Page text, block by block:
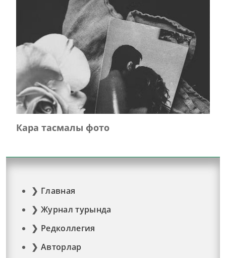
Кара тасмалы фото
Главная
Журнал турында
Редколлегия
Авторлар